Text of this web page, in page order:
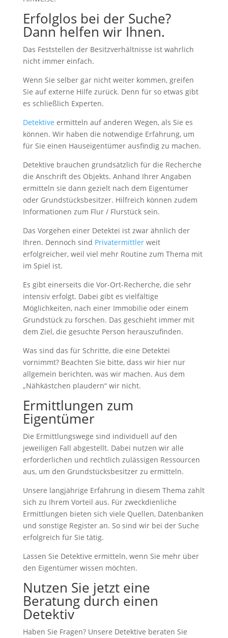
Erfolglos bei der Suche?
Dann helfen wir Ihnen.
Das Feststellen der Besitzverhältnisse ist wahrlich
nicht immer einfach.
Wenn Sie selber gar nicht weiter kommen, greifen
Sie auf externe Hilfe zurück. Denn für so etwas gibt
es schließlich Experten.
Detektive ermitteln auf anderen Wegen, als Sie es
können. Wir haben die notwendige Erfahrung, um
für Sie einen Hauseigentümer ausfindig zu machen.
Detektive brauchen grundsätzlich für die Recherche
die Anschrift des Objekts. Anhand Ihrer Angaben
ermitteln sie dann gezielt nach dem Eigentümer
oder Grundstücksbesitzer. Hilfreich können zudem
Informationen zum Flur / Flurstück sein.
Das Vorgehen einer Detektei ist zwar ähnlich der
Ihren. Dennoch sind Privatermittlerweit
erfolgreicher, weil viel mehr Routine zum Thema mit
im Spiel ist.
Es gibt einerseits die Vor-Ort-Recherche, die sehr
intensiv erfolgt. Dabei gibt es vielfältige
Möglichkeiten, nach einer Immobilie oder einem
Grundstück zu forschen. Das geschieht immer mit
dem Ziel, die gesuchte Person herauszufinden.
Was sind das für Schritte, die eine Detektei
vornimmt? Beachten Sie bitte, dass wir hier nur
allgemein berichten, was wir machen. Aus dem
„Nähkästchen plaudern“ wir nicht.
Ermittlungen zum
Eigentümer
Die Ermittlungswege sind individuell auf den
jeweiligen Fall abgestellt. Dabei nutzen wir alle
erforderlichen und rechtlich zulässigen Ressourcen
aus, um den Grundstücksbesitzer zu ermitteln.
Unsere langjährige Erfahrung in diesem Thema zahlt
sich zu Ihrem Vorteil aus. Für zweckdienliche
Ermittlungen bieten sich viele Quellen, Datenbanken
und sonstige Register an. So sind wir bei der Suche
erfolgreich für Sie tätig.
Lassen Sie Detektive ermitteln, wenn Sie mehr über
den Eigentümer wissen möchten.
Nutzen Sie jetzt eine
Beratung durch einen
Detektiv
Haben Sie Fragen? Unsere Detektive beraten Sie